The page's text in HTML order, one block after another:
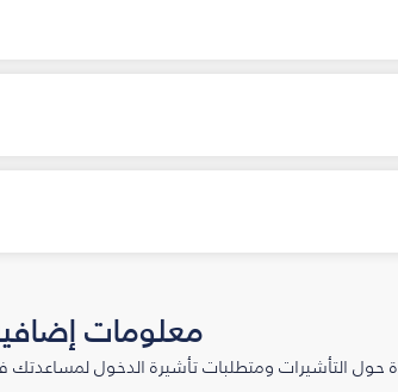
معلومات
التأشيرات ومتطلبات تأشيرة الدخول لمساعدتك